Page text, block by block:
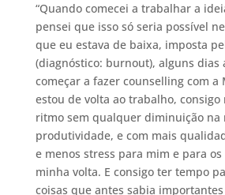
“Quando comecei a trabalhar a
pensei que isso só seria possível
que eu estava de baixa, imposta
(diagnóstico: burnout), alguns dias
começar a fazer counselling com a
estou de volta ao trabalho, consigo
ritmo sem qualquer diminuição na
produtividade, e com mais
e menos stress para mim e para os
minha volta. E consigo ter tempo
coisas que antes sabia